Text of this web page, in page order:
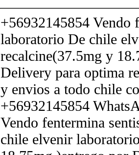
+56932145854 Vendo
laboratorio De chile
recalcine(37.5mg y
Delivery para optima
y envios a todo chile
+56932145854
Vendo fentermina
chile elvenir